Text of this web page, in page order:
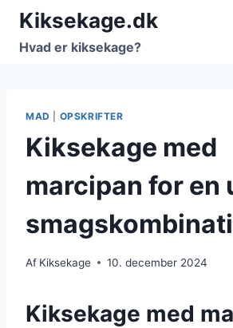
Fortsæt
indhold
Kiksekage.dk
Hvad er kiksekage?
MAD OPSKRIFTER
Kiksekage med
marcipan for en
Af Kiksekage 10. december 2024
Kiksekage med